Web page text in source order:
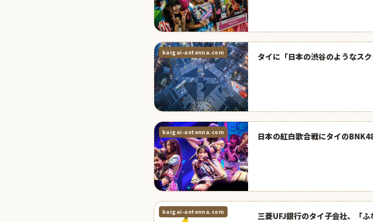
kaigai-antenna.com タイに「日本の渋谷のようなス
kaigai-antenna.com 日本の紅白歌合戦にタイの
kaigai-antenna.com
三菱UFJ銀行のタイ子会社、「